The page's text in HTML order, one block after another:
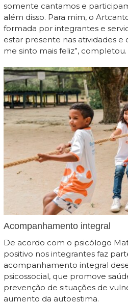
somente cantamos e
além disso. Para mim, o
formada por integrantes e
estar presente nas atividades e
me sinto mais feliz”, completou.
Acompanhamento integral
De acordo com o psicólogo
positivo nos integrantes faz
acompanhamento integral
psicossocial, que promove
prevenção de situações de
aumento da autoestima.